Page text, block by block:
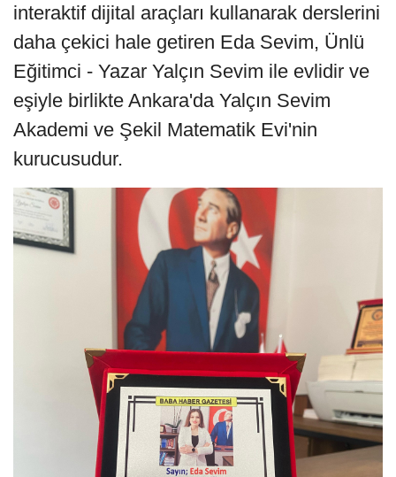
interaktif dijital araçları kullanarak derslerini
daha çekici hale getiren Eda Sevim, Ünlü
Eğitimci - Yazar Yalçın Sevim ile evlidir ve
eşiyle birlikte Ankara'da Yalçın Sevim
Akademi ve Şekil Matematik Evi'nin
kurucusudur.